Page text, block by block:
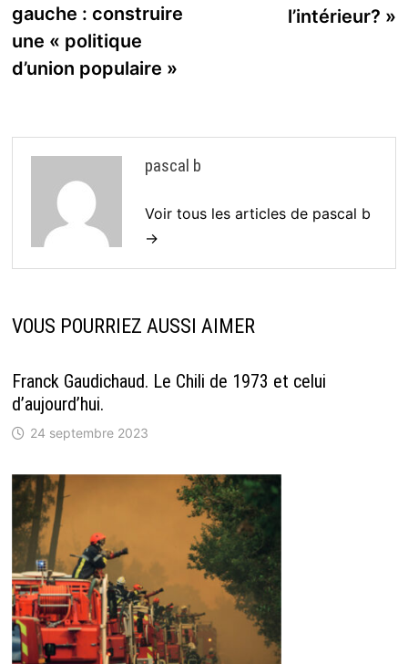
l’article
gauche : construire
une « politique
d’union populaire »
l’intérieur? »
pascal b
Voir tous les articles de pascal b
→
VOUS POURRIEZ AUSSI AIMER
Franck Gaudichaud. Le Chili de 1973 et celui
d’aujourd’hui.
24 septembre 2023